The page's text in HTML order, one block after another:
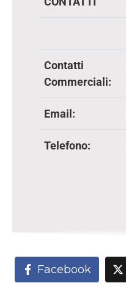
Contatti
Commerciali:
Email:
Telefono:
Facebook